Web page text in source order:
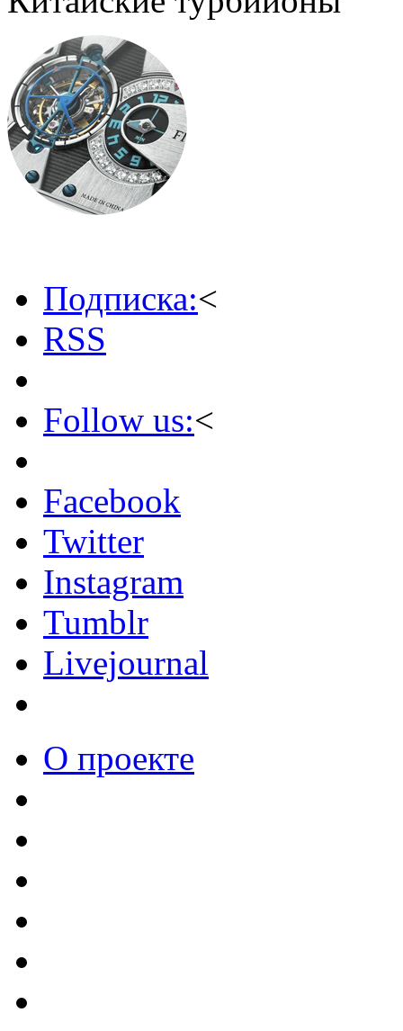
Подписка:<
RSS
Follow us:<
Facebook
Twitter
Instagram
Tumblr
Livejournal
О проекте